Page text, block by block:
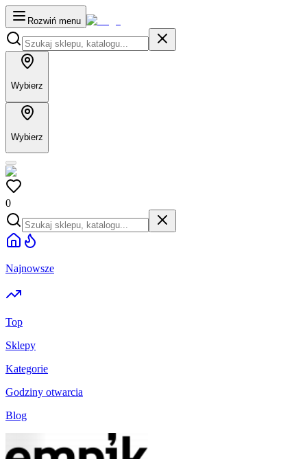
Rozwiń menu
Wybierz
Wybierz
0
Najnowsze
Top
Sklepy
Kategorie
Godziny otwarcia
Blog